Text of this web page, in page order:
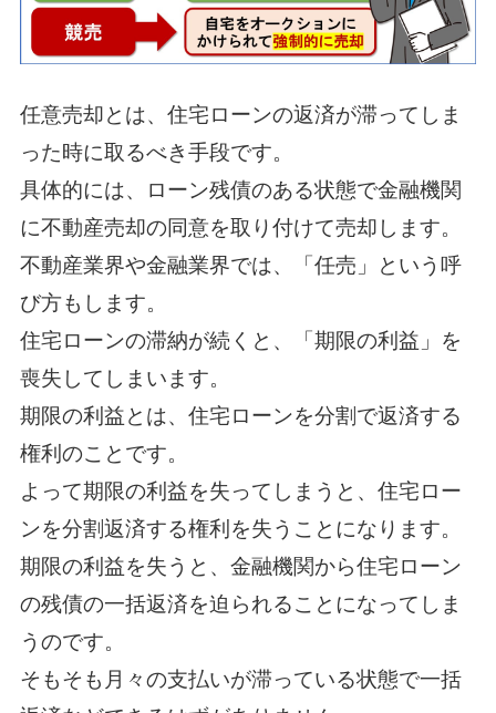
任意売却とは、住宅ローンの返済が滞ってしま
った時に取るべき手段です。
具体的には、ローン残債のある状態で金融機関
に不動産売却の同意を取り付けて売却します。
不動産業界や金融業界では、「任売」という呼
び方もします。
住宅ローンの滞納が続くと、「期限の利益」を
喪失してしまいます。
期限の利益とは、住宅ローンを分割で返済する
権利のことです。
よって期限の利益を失ってしまうと、住宅ロー
ンを分割返済する権利を失うことになります。
期限の利益を失うと、金融機関から住宅ローン
の残債の一括返済を迫られることになってしま
うのです。
そもそも月々の支払いが滞っている状態で一括